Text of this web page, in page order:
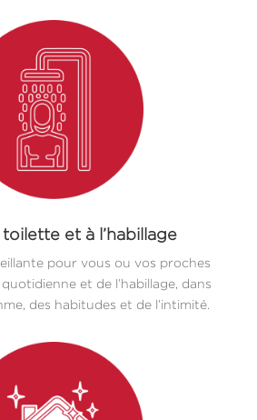
et à l’habillage
pour vous ou vos proches
et de l’habillage, dans
des habitudes et de l’intimité.